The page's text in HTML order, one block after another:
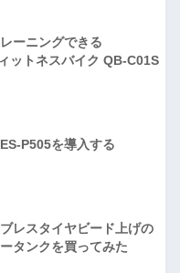
ーニングできる
ットネスバイク QB-C01S
P505を導入する
レスタイヤビード上げの
タンクを買ってみた